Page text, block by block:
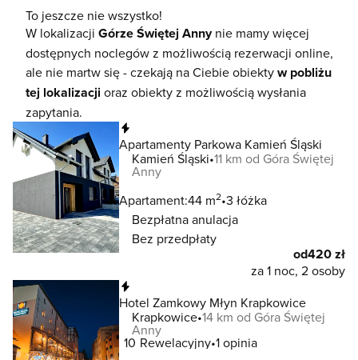
To jeszcze nie wszystko!
W lokalizacji Górze Świętej Annynie mamy więcej
dostępnych noclegów z możliwością rezerwacji online,
ale nie martw się - czekają na Ciebie obiektyw pobliżu
tej lokalizacji oraz obiekty z możliwością wysłania
zapytania.
Apartamenty Parkowa Kamień Śląski
Kamień Śląski 11 km od Góra Świętej
Anny
Apartament:44 m2 3 łóżka
Bezpłatna anulacja
Bez przedpłaty
od420 zł
za 1 noc, 2 osoby
Hotel Zamkowy Młyn Krapkowice
Krapkowice 14 km od Góra Świętej
Anny
10 Rewelacyjny 1 opinia